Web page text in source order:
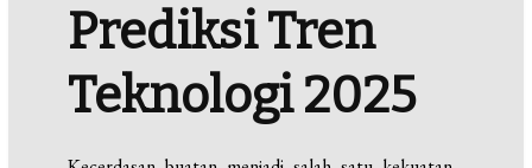
Prediksi Tren
Teknologi 2025